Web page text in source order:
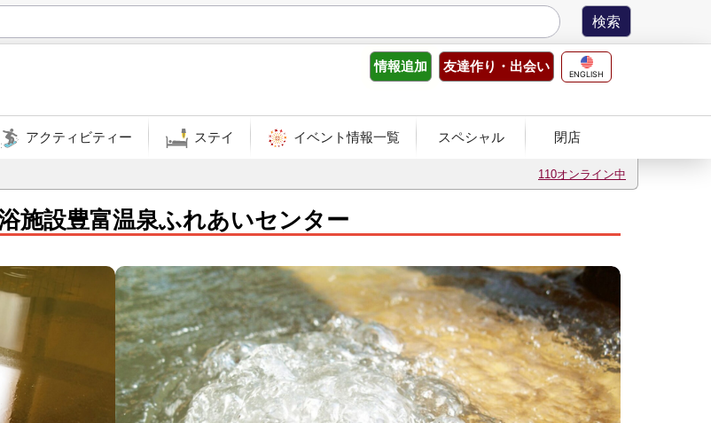
ENGLISH
友達作り ・出会い
情報追加
アクティビティー ステイ イベント情報一覧 スペシャル 閉店
110オンライン中
施設豊富温泉ふれあいセンター